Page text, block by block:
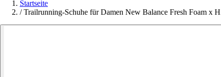
Startseite
/ Trailrunning-Schuhe für Damen New Balance Fresh Foam x